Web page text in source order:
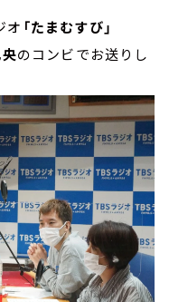
オ 「たまむすび」
のコンビでお送りし